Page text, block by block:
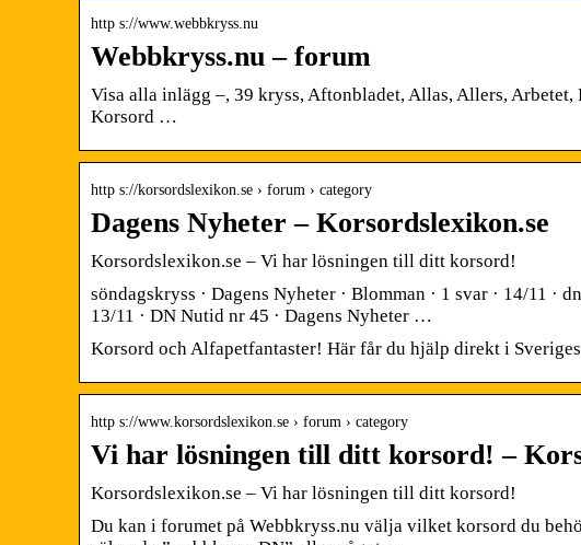
http s://www.webbkryss.nu
Webbkryss.nu – forum
Visa alla inlägg –, 39 kryss, Aftonbladet, Allas, Allers,
Korsord …
http s://korsordslexikon.se › forum › category
Dagens Nyheter – Korsordslexikon.se
Korsordslexikon.se – Vi har lösningen till ditt korsord!
söndagskryss · Dagens Nyheter · Blomman · 1 svar · 14/11 ·
13/11 · DN Nutid nr 45 · Dagens Nyheter …
Korsord och Alfapetfantaster! Här får du hjälp direkt i
http s://www.korsordslexikon.se › forum › category
Vi har lösningen till ditt korsord! –
Korsordslexikon.se – Vi har lösningen till ditt korsord!
Du kan i forumet på Webbkryss.nu välja vilket korsord du